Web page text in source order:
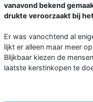
vanavond bekend
drukte veroorzaakt bij
Er was vanochtend al
lijkt er alleen maar meer
Blijkbaar kiezen de
laatste kerstinkopen te